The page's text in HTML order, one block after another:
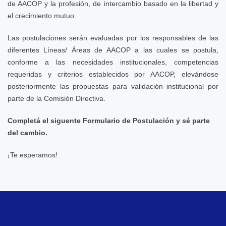
de AACOP y la profesión, de intercambio basado en la libertad y
el crecimiento mutuo.
Las postulaciones serán evaluadas por los responsables de las
diferentes Líneas/ Áreas de AACOP a las cuales se postula,
conforme a las necesidades institucionales, competencias
requeridas y criterios establecidos por AACOP, elevándose
posteriormente las propuestas para validación institucional por
parte de la Comisión Directiva.
Completá el siguente Formulario de Postulación y sé parte
del cambio.
¡Te esperamos!